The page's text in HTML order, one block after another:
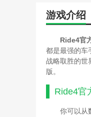
游戏介绍
Ride4官
都是最强的车
战略取胜的世
版。
Ride4官
你可以从